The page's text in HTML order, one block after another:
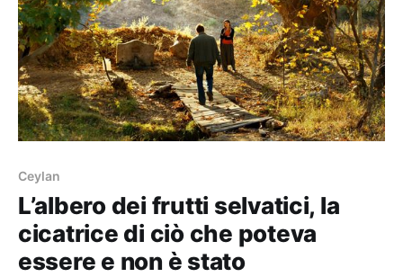
Ceylan
L’albero dei frutti selvatici, la
cicatrice di ciò che poteva
essere e non è stato